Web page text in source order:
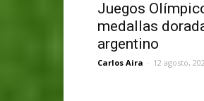
Juegos
medallas
argentino
Carlos Aira - 12 agosto,